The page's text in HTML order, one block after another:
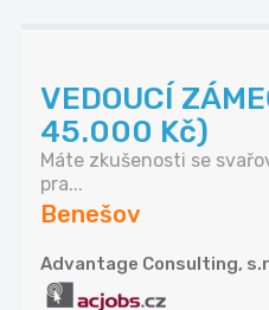
VEDOUCÍ
45.000 Kč)
Máte zkušenosti se
pra...
Benešov
Advantage Consulting,